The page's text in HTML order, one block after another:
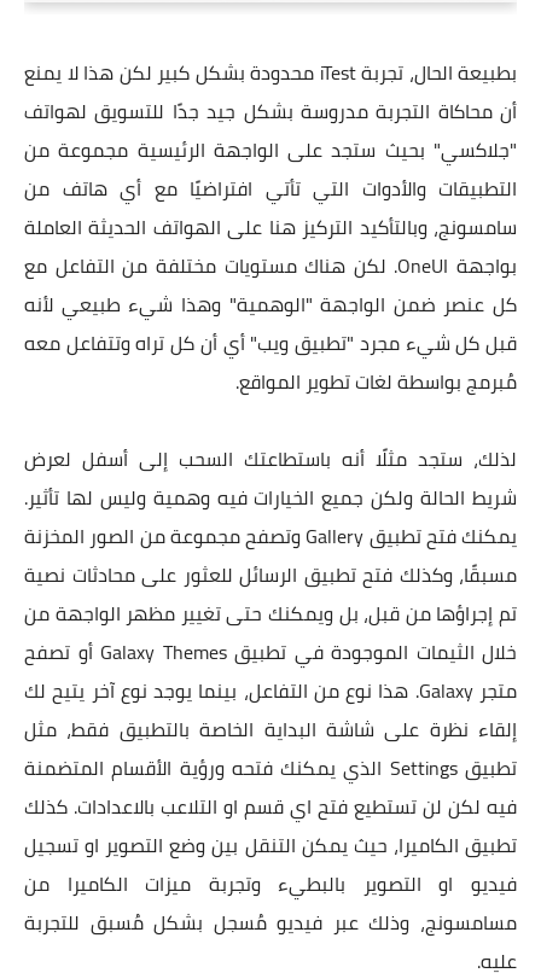
بطبيعة الحال، تجربة iTest محدودة بشكل كبير لكن هذا لا يمنع
أن محاكاة التجربة مدروسة بشكل جيد جدًا للتسويق لهواتف
"جلاكسي" بحيث ستجد على الواجهة الرئيسية مجموعة من
التطبيقات والأدوات التي تأتي افتراضيًا مع أي هاتف من
سامسونج، وبالتأكيد التركيز هنا على الهواتف الحديثة العاملة
بواجهة OneUI. لكن هناك مستويات مختلفة من التفاعل مع
كل عنصر ضمن الواجهة "الوهمية" وهذا شيء طبيعي لأنه
قبل كل شيء مجرد "تطبيق ويب" أي أن كل تراه وتتفاعل معه
مُبرمج بواسطة لغات تطوير المواقع.
لذلك، ستجد مثلًا أنه باستطاعتك السحب إلى أسفل لعرض
شريط الحالة ولكن جميع الخيارات فيه وهمية وليس لها تأثير.
يمكنك فتح تطبيق Gallery وتصفح مجموعة من الصور المخزنة
مسبقًا، وكذلك فتح تطبيق الرسائل للعثور على محادثات نصية
تم إجراؤها من قبل، بل ويمكنك حتى تغيير مظهر الواجهة من
خلال الثيمات الموجودة في تطبيق Galaxy Themes أو تصفح
متجر Galaxy. هذا نوع من التفاعل، بينما يوجد نوع آخر يتيح لك
إلقاء نظرة على شاشة البداية الخاصة بالتطبيق فقط، مثل
تطبيق Settings الذي يمكنك فتحه ورؤية الأقسام المتضمنة
فيه لكن لن تستطيع فتح اي قسم او التلاعب بالاعدادات. كذلك
تطبيق الكاميرا، حيث يمكن التنقل بين وضع التصوير او تسجيل
فيديو او التصوير بالبطيء وتجربة ميزات الكاميرا من
مسامسونج، وذلك عبر فيديو مُسجل بشكل مُسبق للتجربة
عليه.